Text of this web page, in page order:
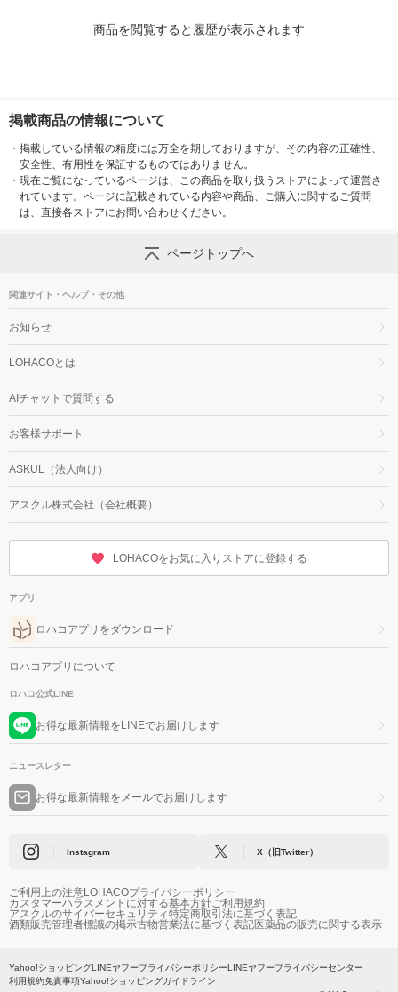
商品を閲覧すると履歴が表示されます
掲載商品の情報について
・ 掲載している情報の精度には万全を期しておりますが、その内容の正確性、
安全性、有用性を保証するものではありません。
・ 現在ご覧になっているページは、この商品を取り扱うストアによって運営さ
れています。ページに記載されている内容や商品、ご購入に関するご質問
は、直接各ストアにお問い合わせください。
ページトップへ
関連サイト・ヘルプ・その他
お知らせ
LOHACOとは
AIチャットで質問する
お客様サポート
ASKUL（法人向け）
アスクル株式会社（会社概要）
LOHACOをお気に入りストアに登録する
アプリ
ロハコアプリをダウンロード
ロハコアプリについて
ロハコ公式LINE
お得な最新情報をLINEでお届けします
ニュースレター
お得な最新情報をメールでお届けします
Instagram X（旧Twitter）
ご利用上の注意LOHACOプライバシーポリシー
カスタマーハラスメントに対する基本方針ご利用規約
アスクルのサイバーセキュリティ特定商取引法に基づく表記
酒類販売管理者標識の掲示古物営業法に基づく表記医薬品の販売に関する表示
Yahoo!ショッピングLINEヤフープライバシーポリシーLINEヤフープライバシーセンター
利用規約免責事項Yahoo!ショッピングガイドライン